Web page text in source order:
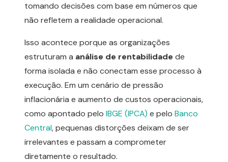
tomando decisões com base em números que
não refletem a realidade operacional.
Isso acontece porque as organizações
estruturam a análise de rentabilidade de
forma isolada e não conectam esse processo à
execução. Em um cenário de pressão
inflacionária e aumento de custos operacionais,
como apontado pelo IBGE (IPCA) e pelo Banco
Central, pequenas distorções deixam de ser
irrelevantes e passam a comprometer
diretamente o resultado.